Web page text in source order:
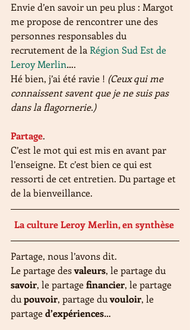
Envie d’en savoir un peu plus : Margot
me propose de rencontrer une des
personnes responsables du
recrutement de la Région Sud Est de
Leroy Merlin….
Hé bien, j’ai été ravie ! (Ceux qui me
connaissent savent que je ne suis pas
dans la flagornerie.)
Partage.
C’est le mot qui est mis en avant par
l’enseigne. Et c’est bien ce qui est
ressorti de cet entretien. Du partage et
de la bienveillance.
La culture Leroy Merlin, en synthèse
Partage, nous l’avons dit.
Le partage des valeurs, le partage du
savoir, le partage financier, le partage
du pouvoir, partage du vouloir, le
partage d’expériences…